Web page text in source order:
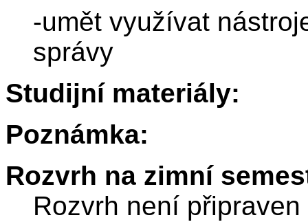
-umět využívat
správy
Studijní materiály:
Poznámka:
Rozvrh na zimní
Rozvrh není připraven